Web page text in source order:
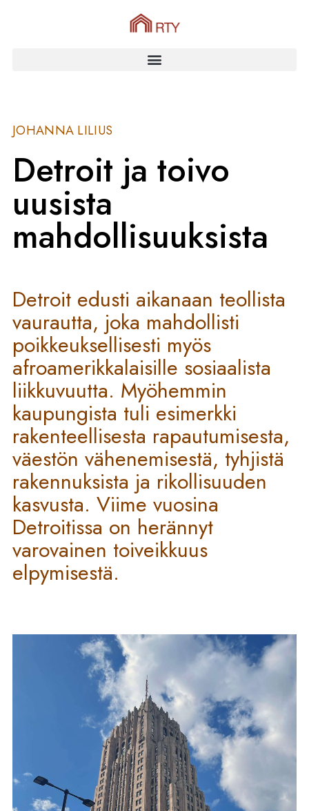
JOHANNA LILIUS
Detroit ja toivo
uusista
mahdollisuuksista
Detroit edusti aikanaan teollista
vaurautta, joka mahdollisti
poikkeuksellisesti myös
afroamerikkalaisille sosiaalista
liikkuvuutta. Myöhemmin
kaupungista tuli esimerkki
rakenteellisesta rapautumisesta,
väestön vähenemisestä, tyhjistä
rakennuksista ja rikollisuuden
kasvusta. Viime vuosina
Detroitissa on herännyt
varovainen toiveikkuus
elpymisestä.